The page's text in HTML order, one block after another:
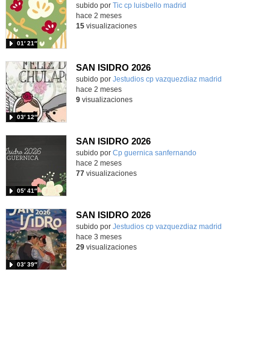
subido por Tic cp luisbello madrid
01′ 21″
hace 2 meses
15visualizaciones
SAN ISIDRO 2026
Contenido educativo.
subido por Jestudios cp vazquezdiaz madrid
03′ 12″
hace 2 meses
9visualizaciones
SAN ISIDRO 2026
Contenido educativo.
subido por Cp guernica sanfernando
05′ 41″
-
hace 2 meses
77visualizaciones
SAN ISIDRO 2026
Contenido educativo.
subido por Jestudios cp vazquezdiaz madrid
03′ 39″
hace 3 meses
29visualizaciones